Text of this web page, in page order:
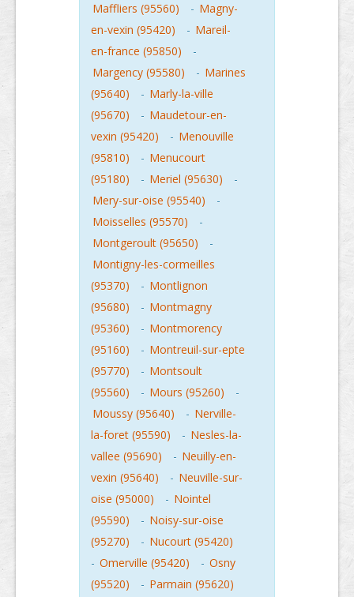
Maffliers (95560)
- Magny-
en-vexin (95420)
- Mareil-
en-france (95850)
-
Margency (95580)
- Marines
(95640)
- Marly-la-ville
(95670)
- Maudetour-en-
vexin (95420)
- Menouville
(95810)
- Menucourt
(95180)
- Meriel (95630)
-
Mery-sur-oise (95540)
-
Moisselles (95570)
-
Montgeroult (95650)
-
Montigny-les-cormeilles
(95370)
- Montlignon
(95680)
- Montmagny
(95360)
- Montmorency
(95160)
- Montreuil-sur-epte
(95770)
- Montsoult
(95560)
- Mours (95260)
-
Moussy (95640)
- Nerville-
la-foret (95590)
- Nesles-la-
vallee (95690)
- Neuilly-en-
vexin (95640)
- Neuville-sur-
oise (95000)
- Nointel
(95590)
- Noisy-sur-oise
(95270)
- Nucourt (95420)
- Omerville (95420) - Osny
(95520)
- Parmain (95620)